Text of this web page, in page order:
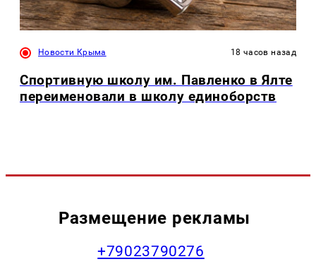
Новости Крыма 18 часов назад
Спортивную школу им. Павленко в Ялте
переименовали в школу единоборств
Размещение рекламы
+79023790276